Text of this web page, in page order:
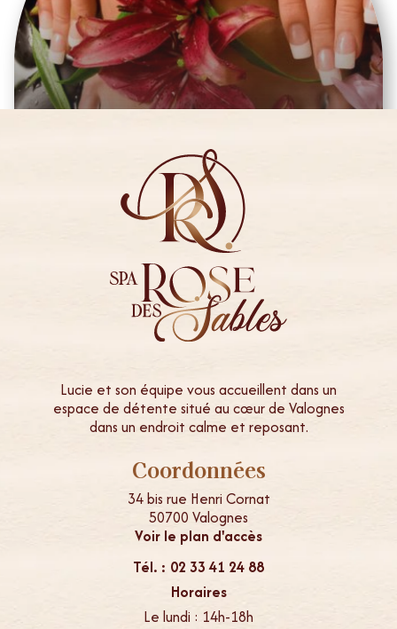
BEAUTÉ DES MAINS À L'ORIENTALE + VERNIS SEMI-
PERMANENT FRENCH
64,00€
Lucie et son équipe vous accueillent dans un
espace de détente situé au cœur de Valognes
dans un endroit calme et reposant.
Coordonnées
34 bis rue Henri Cornat
50700 Valognes
Voir le plan d'accès
Tél. : 02 33 41 24 88
Horaires
Le lundi : 14h-18h